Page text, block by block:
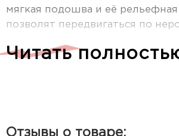
мягкая подошва и её рельефная
позволят передвигаться по
Читать
Отзывы о товаре: